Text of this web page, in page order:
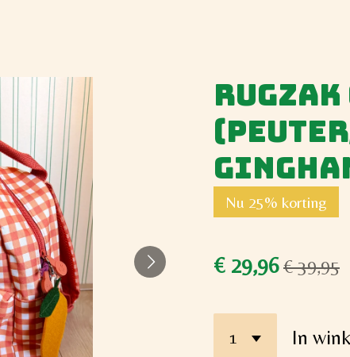
Rugzak
Nu 25% korting
€ 29,96€ 39,95
In